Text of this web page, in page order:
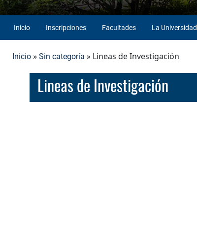
Inicio Inscripciones Facultades La Universidad
Inicio » Sin categoría » Lineas de Investigación
Lineas de Investigación